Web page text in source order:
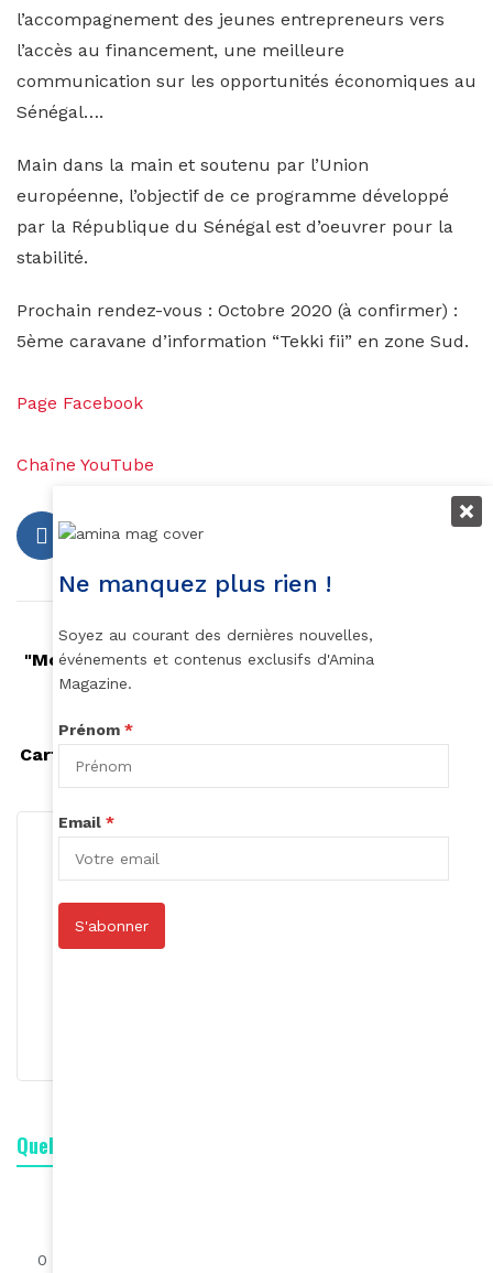
l’accompagnement des jeunes entrepreneurs vers
l’accès au financement, une meilleure
communication sur les opportunités économiques au
Sénégal….
Main dans la main et soutenu par l’Union
européenne, l’objectif de ce programme développé
par la République du Sénégal est d’oeuvrer pour la
stabilité.
Prochain rendez-vous : Octobre 2020 (à confirmer) :
5ème caravane d’information “Tekki fii” en zone Sud.
Page Facebook
Chaîne YouTube
Article précédent
"Moi, Moche et Prudent*" : les Minions, nouveaux
Cartier Women's Initiative : et les lauréates sont...
Quelle est votre réaction ?
0
Ne manquez plus rien !
Soyez au courant des dernières nouvelles,
événements et contenus exclusifs d'Amina
Magazine.
Prénom *
Email *
S'abonner